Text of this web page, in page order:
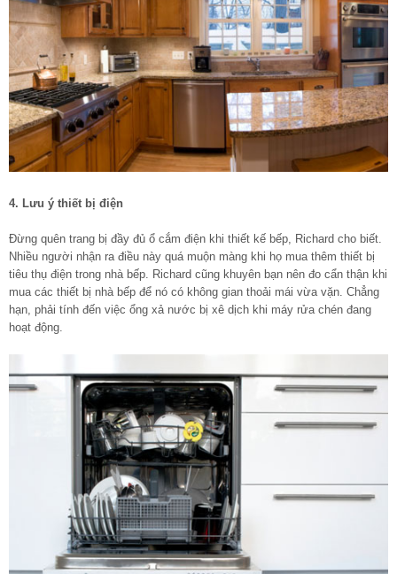
4. Lưu ý thiết bị điện
Đừng quên trang bị đầy đủ ổ cắm điện khi thiết kế bếp, Richard cho biết.
Nhiều người nhận ra điều này quá muộn màng khi họ mua thêm thiết bị
tiêu thụ điện trong nhà bếp. Richard cũng khuyên bạn nên đo cẩn thận khi
mua các thiết bị nhà bếp để nó có không gian thoải mái vừa vặn. Chẳng
hạn, phải tính đến việc ổng xả nước bị xê dịch khi máy rửa chén đang
hoạt động.